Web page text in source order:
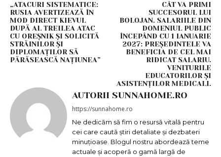
„ATACURI SISTEMATICE:
RUSIA AVERTIZEAZĂ ÎN
MOD DIRECT KIEVUL
DUPĂ AL TREILEA ATAC
CU OREȘNIK ȘI SOLICITĂ
STRĂINILOR ȘI
DIPLOMAȚILOR SĂ
PĂRĂSEASCĂ NAȚIUNEA”
CÂT VA PRIMI
SUCCESORUL LUI
BOLOJAN. SALARIILE DIN
DOMENIUL PUBLIC
ÎNCEPÂND CU 1 IANUARIE
2027: PREȘEDINTELE VA
BENEFICIA DE CEL MAI
RIDICAT SALARIU.
VENITURILE
EDUCATORILOR ȘI
ASISTENȚILOR MEDICALI.
AUTORII SUNNAHOME.RO
https://sunnahome.ro
Ne dedicăm să fim o resursă vitală pentru
cei care caută știri detaliate și dezbateri
minuțioase. Blogul nostru abordează teme
actuale și acoperă o gamă largă de